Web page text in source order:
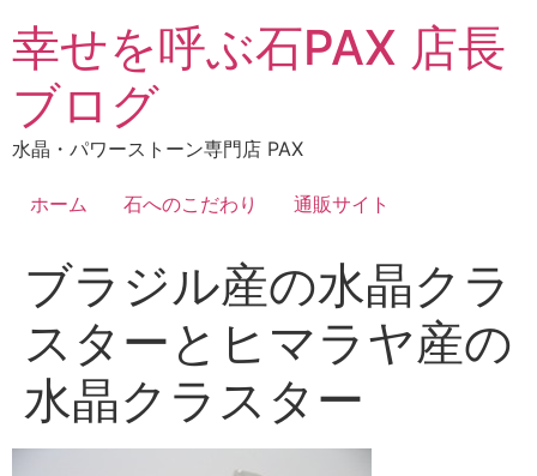
ン
ン
に
幸せを呼ぶ石PAX 店長
ブログ
水晶・パワーストーン専門店 PAX
ホーム 石へのこだわり 通販サイト
ブラジル産の水晶クラ
スターとヒマラヤ産の
水晶クラスター